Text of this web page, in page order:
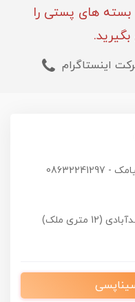
بسته های پستی را
اینستاگرام
اراک، خیابان سید جمال الدین اسدآبادی (12 متری ملک)